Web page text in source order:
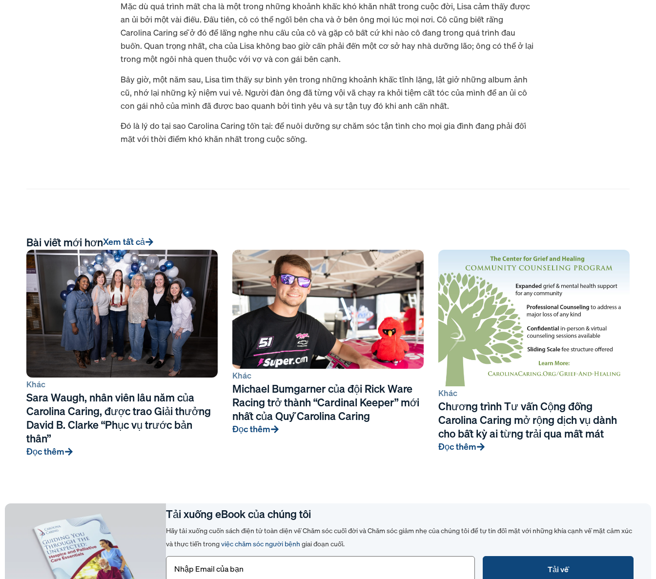
Mặc dù quá trình mất cha là một trong những khoảnh khắc khó khăn nhất trong cuộc đời, Lisa cảm thấy được
an ủi bởi một vài điều. Đầu tiên, cô có thể ngồi bên cha và ở bên ông mọi lúc mọi nơi. Cô cũng biết rằng
Carolina Caring sẽ ở đó để lắng nghe nhu cầu của cô và gặp cô bất cứ khi nào cô đang trong quá trình đau
buồn. Quan trọng nhất, cha của Lisa không bao giờ cần phải đến một cơ sở hay nhà dưỡng lão; ông có thể ở lại
trong một ngôi nhà quen thuộc với vợ và con gái bên cạnh.
Bây giờ, một năm sau, Lisa tìm thấy sự bình yên trong những khoảnh khắc tĩnh lặng, lật giở những album ảnh
cũ, nhớ lại những kỷ niệm vui vẻ. Người đàn ông đã từng vội vã chạy ra khỏi tiệm cắt tóc của mình để an ủi cô
con gái nhỏ của mình đã được bao quanh bởi tình yêu và sự tận tụy đó khi anh cần nhất.
Đó là lý do tại sao Carolina Caring tồn tại: để nuôi dưỡng sự chăm sóc tận tình cho mọi gia đình đang phải đối
mặt với thời điểm khó khăn nhất trong cuộc sống.
Bài viết mới hơnXem tất cả
Khác
Sara Waugh, nhân viên lâu năm của
Carolina Caring, được trao Giải thưởng
David B. Clarke “Phục vụ trước bản
thân”
Đọc thêm
Khác
Michael Bumgarner của đội Rick Ware
Racing trở thành “Cardinal Keeper” mới
nhất của Quỹ Carolina Caring
Đọc thêm
Khác
Chương trình Tư vấn Cộng đồng
Carolina Caring mở rộng dịch vụ dành
cho bất kỳ ai từng trải qua mất mát
Đọc thêm
Tải xuống eBook của chúng tôi
Hãy tải xuống cuốn sách điện tử toàn diện về Chăm sóc cuối đời và Chăm sóc giảm nhẹ của chúng tôi để tự tin đối mặt với những khía cạnh về mặt cảm xúc
và thực tiễn trongviệc chăm sóc người bệnh giai đoạn cuối.
Email
(Bắt
buộc)